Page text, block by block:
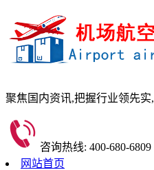
聚焦国内资讯,把握行业领先实,
咨询热线: 400-680-6809
网站首页